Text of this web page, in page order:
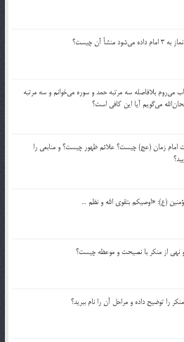
آن چيست؟
مي‌روم بلافاصله سه مرتبه حمد و سوره مي‌خوانم و سه مرتبه
مي‌گويم آيا اين كافي است؟
امام زمان (عج) چيست؟ علائم ظهور چيست؟ و منابعي را
(ع): «اوصيكم بتقوي الله و نظم …
نهي از منكر با نصيحت و موعظه چيست؟
را توضيح داده و مراحل آن را نام ببريد؟